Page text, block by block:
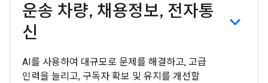
운송 차량, 채용정보, 전자통
신
AI를 사용하여 대규모로 문제를 해결하고, 고급
인력을 늘리고, 구독자 확보 및 유지를 개선할